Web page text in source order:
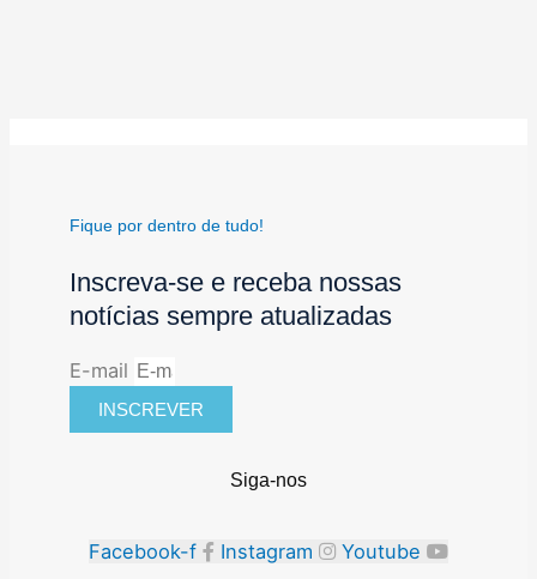
Fique por dentro de tudo!
Inscreva-se e receba nossas
notícias sempre atualizadas
E-mail
INSCREVER
Siga-nos
Facebook-f Instagram Youtube